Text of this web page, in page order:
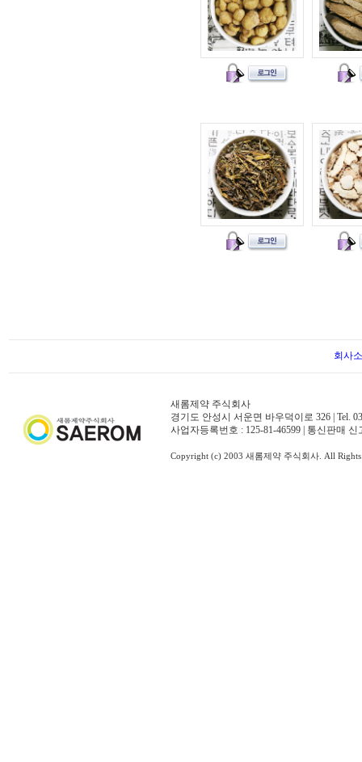
회사
새롬제약 주식회사
경기도 안성시 서운면 바우덕이로 326 | Tel.
사업자등록번호 : 125-81-46599 | 통신판매
Copyright (c) 2003 새롬제약 주식회사. All Rights